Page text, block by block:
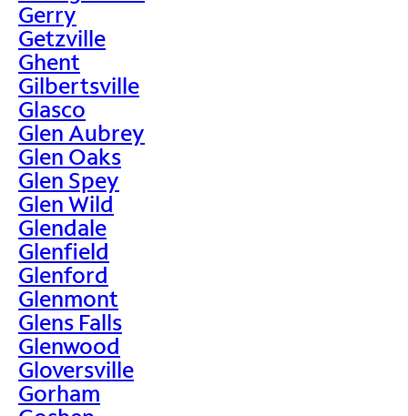
Gerry
Getzville
Ghent
Gilbertsville
Glasco
Glen Aubrey
Glen Oaks
Glen Spey
Glen Wild
Glendale
Glenfield
Glenford
Glenmont
Glens Falls
Glenwood
Gloversville
Gorham